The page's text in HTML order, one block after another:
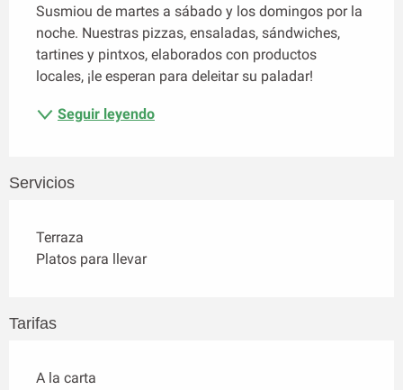
Susmiou de martes a sábado y los domingos por la
noche. Nuestras pizzas, ensaladas, sándwiches,
tartines y pintxos, elaborados con productos
locales, ¡le esperan para deleitar su paladar!
Seguir leyendo
Servicios
Terraza
Platos para llevar
Tarifas
A la carta